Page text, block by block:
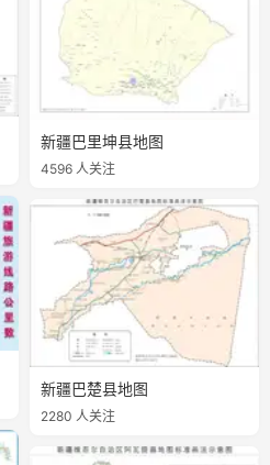
新疆巴里坤县地图
4596 人关注
新疆巴楚县地图
2280 人关注